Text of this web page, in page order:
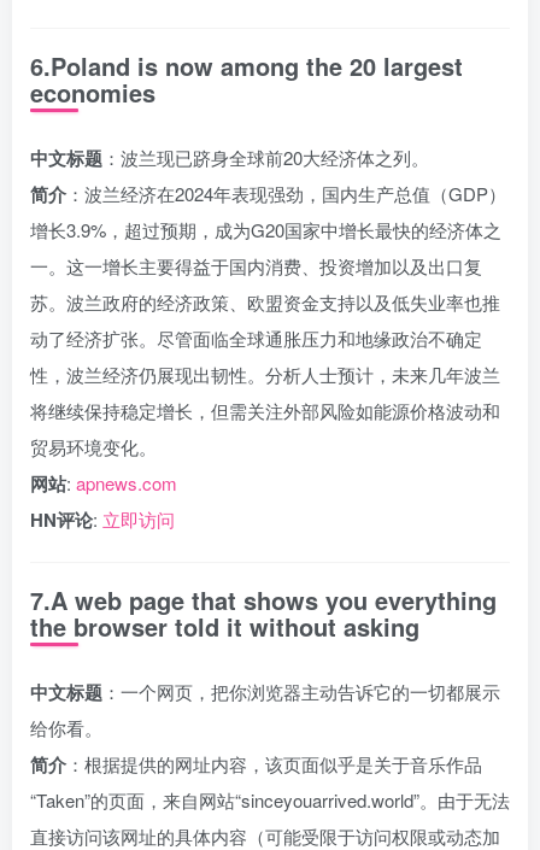
6.Poland is now among the 20 largest
economies
中文标题 ：波兰现已跻身全球前20大经济体之列。
简介 ：波兰经济在2024年表现强劲，国内生产总值（GDP）
增长3.9%，超过预期，成为G20国家中增长最快的经济体之
一。这一增长主要得益于国内消费、投资增加以及出口复
苏。波兰政府的经济政策、欧盟资金支持以及低失业率也推
动了经济扩张。尽管面临全球通胀压力和地缘政治不确定
性，波兰经济仍展现出韧性。分析人士预计，未来几年波兰
将继续保持稳定增长，但需关注外部风险如能源价格波动和
贸易环境变化。
网站: apnews.com
HN评论: 立即访问
7.A web page that shows you everything
the browser told it without asking
中文标题 ：一个网页，把你浏览器主动告诉它的一切都展示
给你看。
简介 ：根据提供的网址内容，该页面似乎是关于音乐作品
“Taken”的页面，来自网站“sinceyouarrived.world”。由于无法
直接访问该网址的具体内容（可能受限于访问权限或动态加